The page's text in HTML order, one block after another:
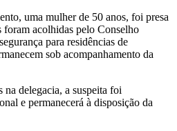
uma mulher de 50 anos, foi presa
foram acolhidas pelo Conselho
para residências de
sob acompanhamento da
delegacia, a suspeita foi
e permanecerá à disposição da